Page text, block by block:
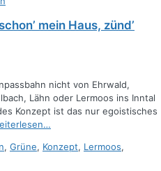
mein Haus, zünd’
nicht von Ehrwald,
Lähn oder Lermoos ins Inntal
Konzept ist das nur egoistisches
, Grüne, Konzept, Lermoos,